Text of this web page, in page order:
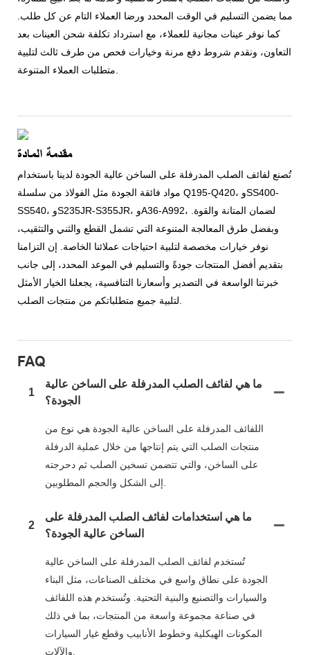
مما يضمن التسليم في الوقت المحدد ورضا العملاء التام عن كل طلب.
كما نوفر عينات مجانية للعملاء، مع استرداد تكلفة شحن العينات بعد
التعاون، ونقدم شروط دفع مرنة وخيارات فحص من طرف ثالث لتلبية
مقدمة المادة
تُصنع لفائف الصلب المدرفلة على الساخن عالية الجودة لدينا باستخدام
مواد فائقة الجودة مثل الفولاذ من سلسلة Q195-Q420، وSS400-
SS540، وS235JR-S355JR، وA36-A992، لضمان المتانة والقوة.
وبفضل طرق المعالجة المتنوعة التي تشمل القطع والثني والتثقيب،
نوفر خيارات مخصصة لتلبية احتياجات عملائنا الخاصة. إن التزامنا
بتقديم أفضل المنتجات جودةً والتسليم في الموعد المحدد، إلى جانب
خبرتنا الواسعة في التصدير وأسعارنا التنافسية، يجعلنا الخيار الأمثل
FAQ
1
ما هي لفائف الصلب المدرفلة على الساخن عالية
الجودة؟
اللفائف المدرفلة على الساخن عالية الجودة هي نوع من
منتجات الصلب التي يتم إنتاجها من خلال عملية الدرفلة
على الساخن، والتي تتضمن تسخين الصلب ثم دحرجته
2
ما هي استخدامات لفائف الصلب المدرفلة على
الساخن عالية الجودة؟
تُستخدم لفائف الصلب المدرفلة على الساخن عالية
الجودة على نطاق واسع في مختلف الصناعات، مثل البناء
والسيارات والتصنيع والبنية التحتية. وتُستخدم هذه اللفائف
في صناعة مجموعة واسعة من المنتجات، بما في ذلك
المكونات الهيكلية وخطوط الأنابيب وقطع غيار السيارات